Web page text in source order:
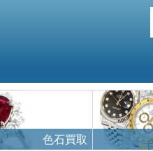
色石買取